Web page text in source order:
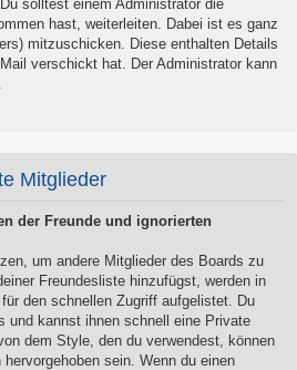
solltest einem Administrator die
hast, weiterleiten. Dabei ist es ganz
mitzuschicken. Diese enthalten Details
verschickt hat. Der Administrator kann
Mitglieder
der Freunde und ignorierten
um andere Mitglieder des Boards zu
Freundesliste hinzufügst, werden in
den schnellen Zugriff aufgelistet. Du
und kannst ihnen schnell eine Private
dem Style, den du verwendest, können
sein. Wenn du einen